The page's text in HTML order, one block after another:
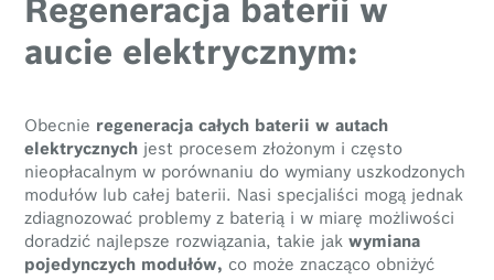
aucie elektrycznym:
Obecnie regeneracja całych baterii w autach
elektrycznych jest procesem złożonym i często
nieopłacalnym w porównaniu do wymiany uszkodzonych
modułów lub całej baterii. Nasi specjaliści mogą jednak
zdiagnozować problemy z baterią i w miarę możliwości
doradzić najlepsze rozwiązania, takie jak wymiana
pojedynczych modułów, co może znacząco obniżyć